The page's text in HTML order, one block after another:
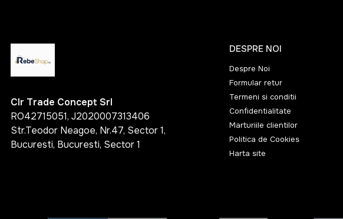
42 mm
48 mm
510 mm
Clr Trade Concept Srl
RO42715051, J2020007313406
Str.Teodor Neagoe, Nr.47, Sector 1,
Bucuresti, Bucuresti, Sector 1
DESPRE NOI
Despre Noi
Formular retur
Termeni si conditii
Confidentialitate
Marturiile clientilor
Politica de Cookies
Harta site